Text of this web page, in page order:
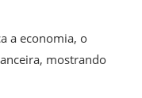
a economia, o
mostrando